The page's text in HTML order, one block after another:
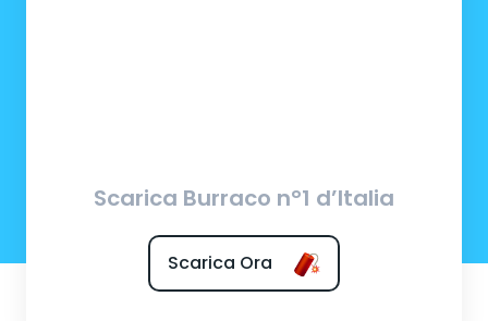
Scarica Burraco n°1 d’Italia
Scarica Ora